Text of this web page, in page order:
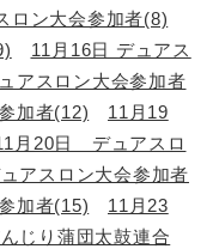
ロン大会参加者(8)
11月16日 デュアス
アスロン大会参加者
加者(12)
11月19
月20日 デュアスロ
アスロン大会参加者
加者(15)
11月23
じり蒲団太鼓連合